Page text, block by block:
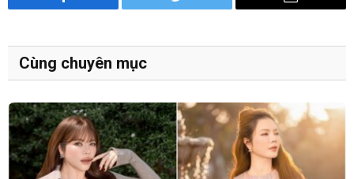
Facebook Twitter Email
Cùng chuyên mục